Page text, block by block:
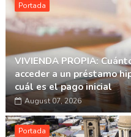
Portada
VIVIENDA PROPIA:
acceder a un préstamo
cuál es el pago inicial
August 07, 2026
Portada